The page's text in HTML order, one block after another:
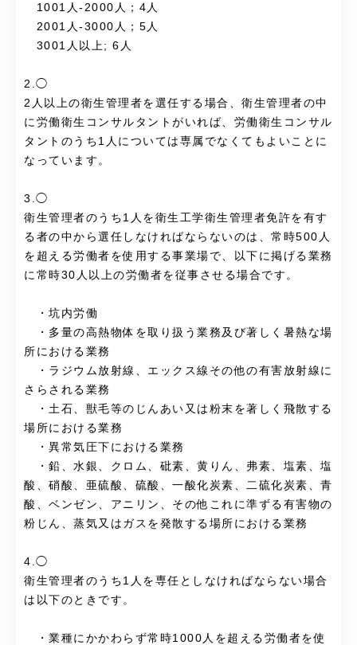
1001人-2000人；4人
2001人-3000人；5人
3001人以上; 6人
2.◯
2人以上の衛生管理者を選任する場合、衛生管理者の中
に労働衛生コンサルタントがいれば、労働衛生コンサル
タントのうち1人については専属でなくてもよいことに
なっています。
3.◯
衛生管理者のうち1人を衛生工学衛生管理者免許を有す
る者の中から選任しなければならないのは、常時500人
を超える労働者を使用する事業場で、以下に掲げる業務
に常時30人以上の労働者を従事させる場合です。
・坑内労働
・多量の高熱物体を取り扱う業務及び著しく暑熱な場
所における業務
・ラジウム放射線、エックス線その他の有害放射線に
さらされる業務
・土石、獣毛等のじんあい又は粉末を著しく飛散する
場所における業務
・異常気圧下における業務
・鉛、水銀、クロム、砒素、黄りん、弗素、塩素、塩
酸、硝酸、亜硫酸、硫酸、一酸化炭素、二硫化炭素、青
酸、ベンゼン、アニリン、その他これに準ずる有害物の
粉じん、蒸気又はガスを発散する場所における業務
4.◯
衛生管理者のうち1人を専任としなければならない場合
は以下のときです。
・業種にかかわらず常時1000人を超える労働者を使